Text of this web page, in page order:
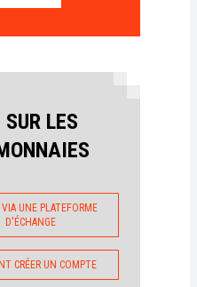
SUR LES
UNE PLATEFORME
D'ÉCHANGE
CRÉER UN COMPTE